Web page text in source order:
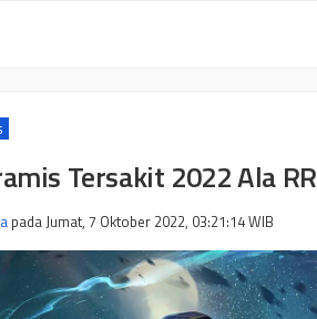
Tersakit 2022 Ala
padaJumat, 7 Oktober 2022, 03:21:14WIB